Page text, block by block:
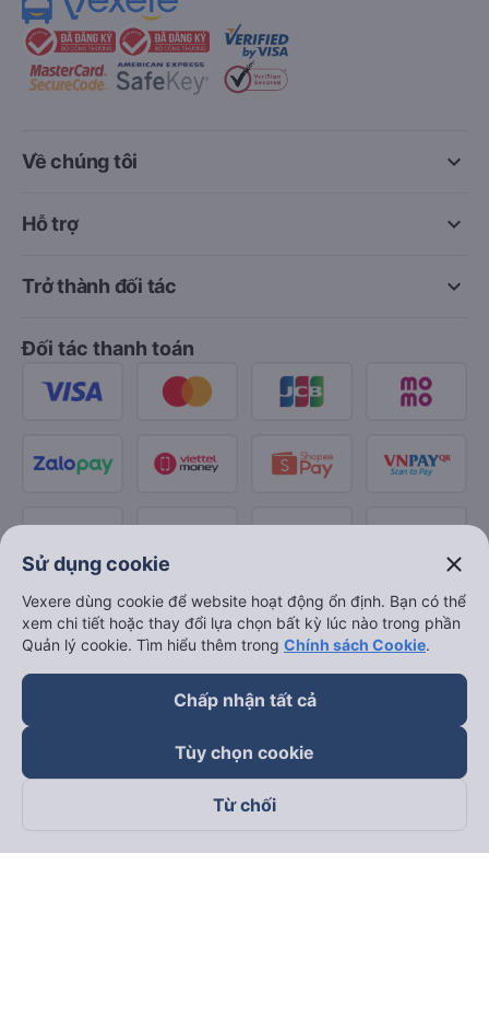
keyboard_arrow_down
Về chúng tôi
keyboard_arrow_down
Hỗ trợ
keyboard_arrow_down
Trở thành đối tác
Đối tác thanh toán
Theo dõi chúng tôi trên
Sử dụng cookie close
Vexere dùng cookie để website hoạt động ổn định. Bạn có thể
xem chi tiết hoặc thay đổi lựa chọn bất kỳ lúc nào trong phần
Quản lý cookie. Tìm hiểu thêm trong Chính sách Cookie.
Chấp nhận tất cả
Tùy chọn cookie
Từ chối